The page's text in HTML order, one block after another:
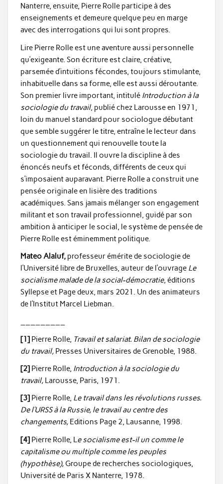
Nanterre, ensuite, Pierre Rolle participe à des
enseignements et demeure quelque peu en marge
avec des interrogations qui lui sont propres.
Lire Pierre Rolle est une aventure aussi personnelle
qu’exigeante. Son écriture est claire, créative,
parsemée d’intuitions fécondes, toujours stimulante,
inhabituelle dans sa forme, elle est aussi déroutante.
Son premier livre important, intitulé Introduction à la
sociologie du travail, publié chez Larousse en 1971,
loin du manuel standard pour sociologue débutant
que semble suggérer le titre, entraîne le lecteur dans
un questionnement qui renouvelle toute la
sociologie du travail. Il ouvre la discipline à des
énoncés neufs et féconds, différents de ceux qui
s’imposaient auparavant. Pierre Rolle a construit une
pensée originale en lisière des traditions
académiques. Sans jamais mélanger son engagement
militant et son travail professionnel, guidé par son
ambition à anticiper le social, le système de pensée de
Pierre Rolle est éminemment politique.
Mateo Alaluf,professeur émérite de sociologie de
l’Université libre de Bruxelles, auteur de l’ouvrage Le
socialisme malade de la social-démocratie, éditions
Syllepse et Page deux, mars 2021. Un des animateurs
de l’Institut Marcel Liebman.
[1]Pierre Rolle, Travail et salariat. Bilan de sociologie
du travail,Presses Universitaires de Grenoble, 1988.
[2]Pierre Rolle, Introduction à la sociologie du
travail,Larousse, Paris, 1971.
[3] Pierre Rolle, Le travail dans les révolutions russes.
De l’URSS à la Russie, le travail au centre des
changements,Editions Page 2, Lausanne, 1998.
[4]Pierre Rolle, Le socialisme est-il un comme le
capitalisme ou multiple comme les peuples
(hypothèse),Groupe de recherches sociologiques,
Université de Paris X Nanterre, 1978.